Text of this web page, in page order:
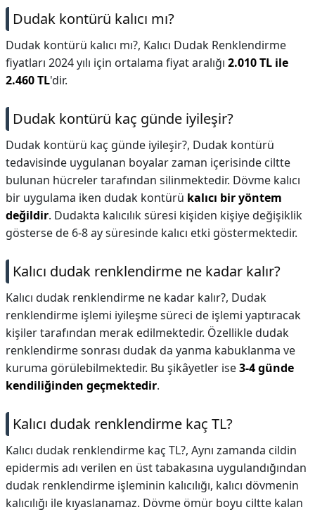
Dudak kontürü kalıcı mı?
Dudak kontürü kalıcı mı?, Kalıcı Dudak Renklendirme
fiyatları 2024 yılı için ortalama fiyat aralığı 2.010 TL ile
2.460 TL'dir.
Dudak kontürü kaç günde iyileşir?
Dudak kontürü kaç günde iyileşir?, Dudak kontürü
tedavisinde uygulanan boyalar zaman içerisinde ciltte
bulunan hücreler tarafından silinmektedir. Dövme kalıcı
bir uygulama iken dudak kontürü kalıcı bir yöntem
değildir. Dudakta kalıcılık süresi kişiden kişiye değişiklik
gösterse de 6-8 ay süresinde kalıcı etki göstermektedir.
Kalıcı dudak renklendirme ne kadar kalır?
Kalıcı dudak renklendirme ne kadar kalır?, Dudak
renklendirme işlemi iyileşme süreci de işlemi yaptıracak
kişiler tarafından merak edilmektedir. Özellikle dudak
renklendirme sonrası dudak da yanma kabuklanma ve
kuruma görülebilmektedir. Bu şikâyetler ise3-4 günde
kendiliğinden geçmektedir.
Kalıcı dudak renklendirme kaç TL?
Kalıcı dudak renklendirme kaç TL?, Aynı zamanda cildin
epidermis adı verilen en üst tabakasına uygulandığından
dudak renklendirme işleminin kalıcılığı, kalıcı dövmenin
kalıcılığı ile kıyaslanamaz. Dövme ömür boyu ciltte kalan